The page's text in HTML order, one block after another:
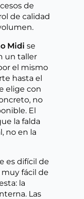
de
de calidad
Midi se
un taller
el mismo
hasta el
elige con
no
El
la falda
no en la
es difícil de
fácil de
la
Las